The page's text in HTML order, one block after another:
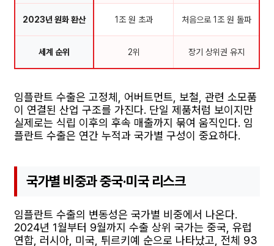
2023년 원화 환산 1조 원 초과 처음으로 1조 원 돌파
세계 순위 2위 장기 상위권 유지
임플란트 수출은 고정체, 어버트먼트, 보철, 관련 소모품
이 연결된 산업 구조를 가진다. 단일 제품처럼 보이지만
실제로는 식립 이후의 후속 매출까지 묶여 움직인다. 임
플란트 수출은 연간 누적과 국가별 구성이 중요하다.
국가별 비중과 중국·미국 리스크
임플란트 수출의 변동성은 국가별 비중에서 나온다.
2024년 1월부터 9월까지 수출 상위 국가는 중국, 유럽
연합, 러시아, 미국, 튀르키예 순으로 나타났고, 전체 93